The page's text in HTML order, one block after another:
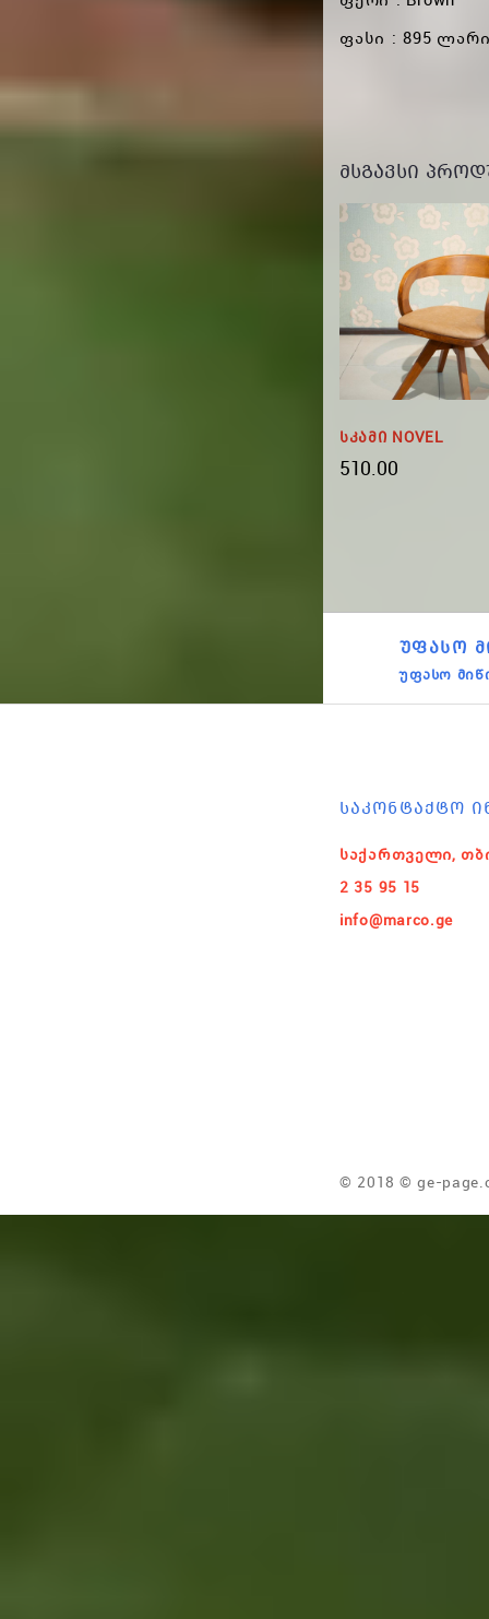
ფასი : 895
ᲛᲡᲒᲐᲕᲡᲘ
Სკამი NOVEL
510.00
ᲣᲤᲐᲡᲝ
უფასო
ᲡᲐᲙᲝᲜᲢᲐᲥᲢᲝ
საქართველი,
2 35 95 15
info@marco.ge
© 2018 © ge-